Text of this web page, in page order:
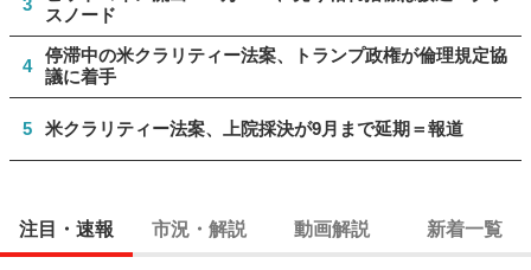
スノード
4
停滞中の米クラリティー法案、トランプ政権が倫理規定協
議に着手
5 米クラリティー法案、上院採決が9月まで延期＝報道
注目・速報 市況・解説 動画解説 新着一覧